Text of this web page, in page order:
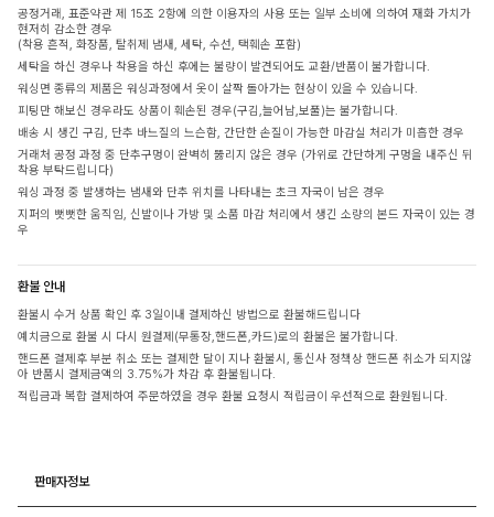
공정거래, 표준약관 제 15조 2항에 의한 이용자의 사용 또는 일부 소비에 의하여 재화 가치가
현저히 감소한 경우
(착용 흔적, 화장품, 탈취제 냄새, 세탁, 수선, 택훼손 포함)
세탁을 하신 경우나 착용을 하신 후에는 불량이 발견되어도 교환/반품이 불가합니다.
워싱면 종류의 제품은 워싱과정에서 옷이 살짝 돌아가는 현상이 있을 수 있습니다.
피팅만 해보신 경우라도 상품이 훼손된 경우(구김,늘어남,보풀)는 불가합니다.
배송 시 생긴 구김, 단추 바느질의 느슨함, 간단한 손질이 가능한 마감실 처리가 미흡한 경우
거래처 공정 과정 중 단추구멍이 완벽히 뚫리지 않은 경우 (가위로 간단하게 구멍을 내주신 뒤
착용 부탁드립니다)
워싱 과정 중 발생하는 냄새와 단추 위치를 나타내는 초크 자국이 남은 경우
지퍼의 뻣뻣한 움직임, 신발이나 가방 및 소품 마감 처리에서 생긴 소량의 본드 자국이 있는 경
우
환불 안내
환불시 수거 상품 확인 후 3일이내 결제하신 방법으로 환불해드립니다
예치금으로 환불 시 다시 원결제(무통장,핸드폰,카드)로의 환불은 불가합니다.
핸드폰 결제후 부분 취소 또는 결제한 달이 지나 환불시, 통신사 정책상 핸드폰 취소가 되지않
아 반품시 결제금액의 3.75%가 차감 후 환불됩니다.
적립금과 복합 결제하여 주문하였을 경우 환불 요청시 적립금이 우선적으로 환원됩니다.
판매자정보